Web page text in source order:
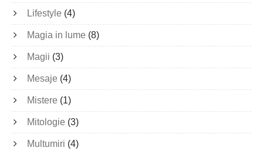
Lifestyle (4)
Magia in lume (8)
Magii (3)
Mesaje (4)
Mistere (1)
Mitologie (3)
Multumiri (4)